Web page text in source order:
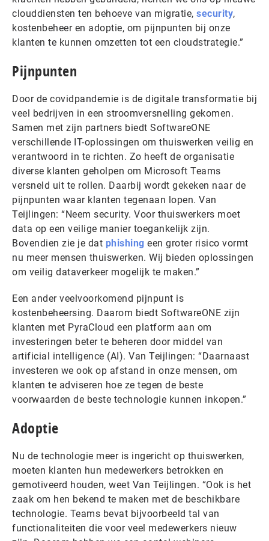
clouddiensten ten behoeve van migratie, security,
kostenbeheer en adoptie, om pijnpunten bij onze
klanten te kunnen omzetten tot een cloudstrategie.”
Pijnpunten
Door de covidpandemie is de digitale transformatie bij
veel bedrijven in een stroomversnelling gekomen.
Samen met zijn partners biedt SoftwareONE
verschillende IT-oplossingen om thuiswerken veilig en
verantwoord in te richten. Zo heeft de organisatie
diverse klanten geholpen om Microsoft Teams
versneld uit te rollen. Daarbij wordt gekeken naar de
pijnpunten waar klanten tegenaan lopen. Van
Teijlingen: “Neem security. Voor thuiswerkers moet
data op een veilige manier toegankelijk zijn.
Bovendien zie je dat phishing een groter risico vormt
nu meer mensen thuiswerken. Wij bieden oplossingen
om veilig dataverkeer mogelijk te maken.”
Een ander veelvoorkomend pijnpunt is
kostenbeheersing. Daarom biedt SoftwareONE zijn
klanten met PyraCloud een platform aan om
investeringen beter te beheren door middel van
artificial intelligence (AI). Van Teijlingen: “Daarnaast
investeren we ook op afstand in onze mensen, om
klanten te adviseren hoe ze tegen de beste
voorwaarden de beste technologie kunnen inkopen.”
Adoptie
Nu de technologie meer is ingericht op thuiswerken,
moeten klanten hun medewerkers betrokken en
gemotiveerd houden, weet Van Teijlingen. “Ook is het
zaak om hen bekend te maken met de beschikbare
technologie. Teams bevat bijvoorbeeld tal van
functionaliteiten die voor veel medewerkers nieuw